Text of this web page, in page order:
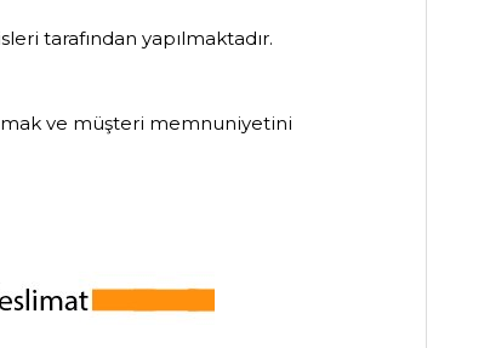
tarafından yapılmaktadır.
ve müşteri memnuniyetini